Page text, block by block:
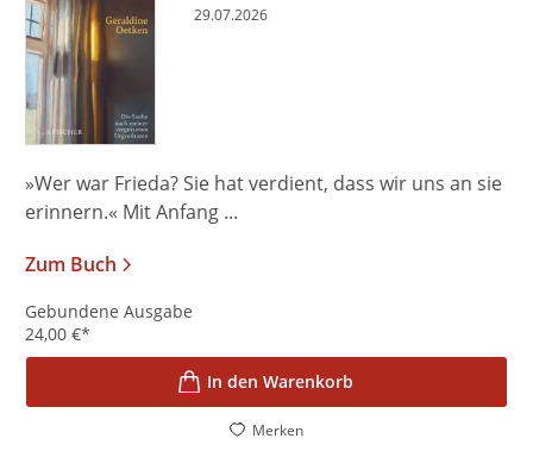
29.07.2026
»Wer war Frieda? Sie hat verdient, dass wir uns an sie
erinnern.« Mit Anfang ...
Zum Buch
Gebundene Ausgabe
24,00 €*
In den Warenkorb
Merken